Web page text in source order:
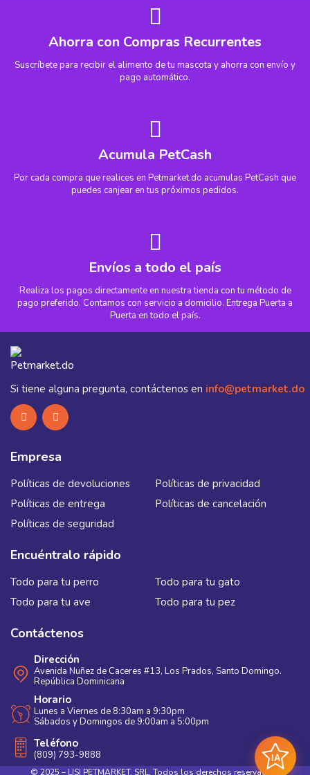
Ahorra con Compras Recurrentes
Suscríbete para recibir el alimento de tu mascota y ahorra con envío y
pago automático.
Acumula PetCash
Por cada compra que realices en Petmarket.do acumulas PetCash que
puedes canjear en tus próximos pedidos.
Envíos a todo el país
Realiza los pagos directamente en nuestra tienda con tu método de
pago preferido. Contamos con servicio a domicilio. Entrega Puerta a
Puerta en todo el país.
Si tiene alguna pregunta, contáctenos en info@petmarket.do
Empresa
Políticas de devoluciones
Políticas de privacidad
Políticas de entrega
Políticas de cancelación
Políticas de seguridad
Encuéntralo rápido
Todo para tu perro
Todo para tu gato
Todo para tu ave
Todo para tu pez
Contáctenos
Dirección
Avenida Nuñez de Caceres #13, Los Prados, Santo Domingo.
República Dominicana
Horario
Lunes a Viernes de 8:30am a 9:30pm
Sábados y Domingos de 9:00am a 5:00pm
Teléfono
(809) 793-9888
© 2025 – LISI PETMARKET, SRL. Todos los derechos reservados.
IA